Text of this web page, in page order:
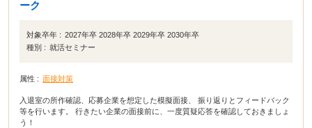
ーク
対象卒年 : 2027年卒 2028年卒 2029年卒 2030年卒
種別 : 就活セミナー
属性 : 面接対策
入退室の所作確認、応募企業を想定した模擬面接、 振り返りとフィードバック
等を行います。 行きたい企業の面接前に、一度質疑応答を確認しておきましょ
う！